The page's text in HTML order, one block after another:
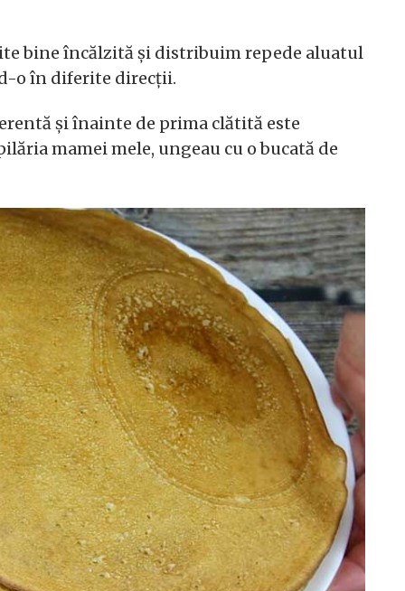
bine încălzită și distribuim repede aluatul
o în diferite direcții.
și înainte de prima clătită este
mamei mele, ungeau cu o bucată de